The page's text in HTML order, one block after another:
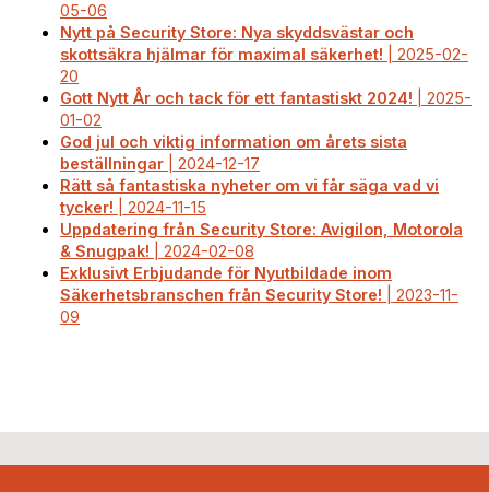
05-06
Nytt på Security Store: Nya skyddsvästar och
skottsäkra hjälmar för maximal säkerhet! | 2025-02-
20
Gott Nytt År och tack för ett fantastiskt 2024! | 2025-
01-02
God jul och viktig information om årets sista
beställningar | 2024-12-17
Rätt så fantastiska nyheter om vi får säga vad vi
tycker! | 2024-11-15
Uppdatering från Security Store: Avigilon, Motorola
& Snugpak! | 2024-02-08
Exklusivt Erbjudande för Nyutbildade inom
Säkerhetsbranschen från Security Store! | 2023-11-
09